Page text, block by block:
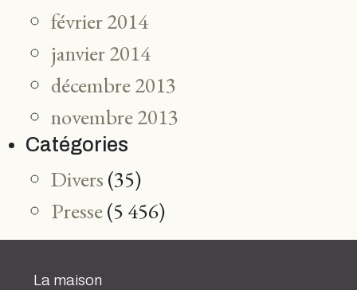
février 2014
janvier 2014
décembre 2013
novembre 2013
Catégories
Divers (35)
Presse(5 456)
La maison